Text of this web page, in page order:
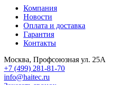
Компания
Новости
Оплата и доставка
Гарантия
Контакты
Москва, Профсоюзная ул. 25А
+7 (499) 281-81-70
info@haitec.ru